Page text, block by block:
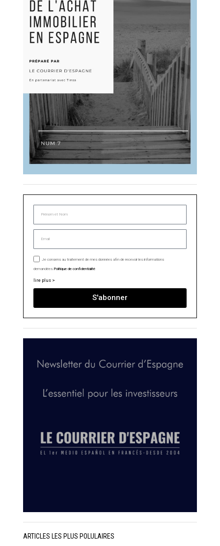
Je consens au traitement de mes données afin de recevoir les informations
demandées. Politique de confidentialité
lire plus >
S'abonner
ARTICLES LES PLUS POLULAIRES